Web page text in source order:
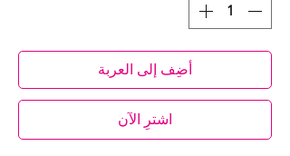
أضِف إلى العربة
اشترِ الآن